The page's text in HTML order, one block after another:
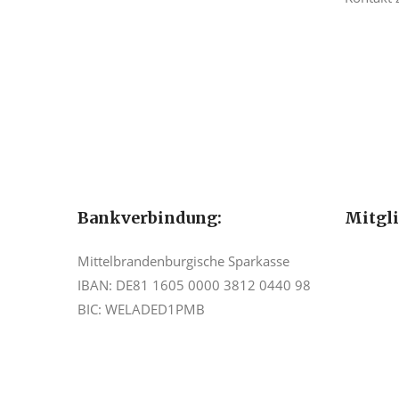
Bankverbindung:
Mittelbrandenburgische Sparkasse
IBAN: DE81 1605 0000 3812 0440 98
BIC: WELADED1PMB